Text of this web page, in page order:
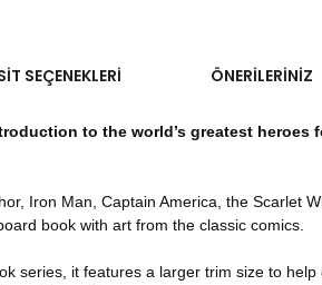
SEÇENEKLERI ÖNERILERINIZ
to the world’s greatest
Iron Man, Captain America, the Scarlet
book with art from the classic comics.
series, it features a larger trim size to